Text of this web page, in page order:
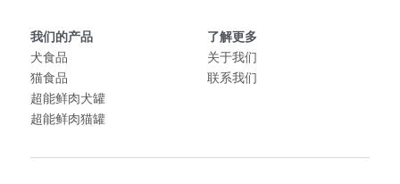
我们的产品
犬食品
猫食品
超能鲜肉犬罐
超能鲜肉猫罐
了解更多
关于我们
联系我们